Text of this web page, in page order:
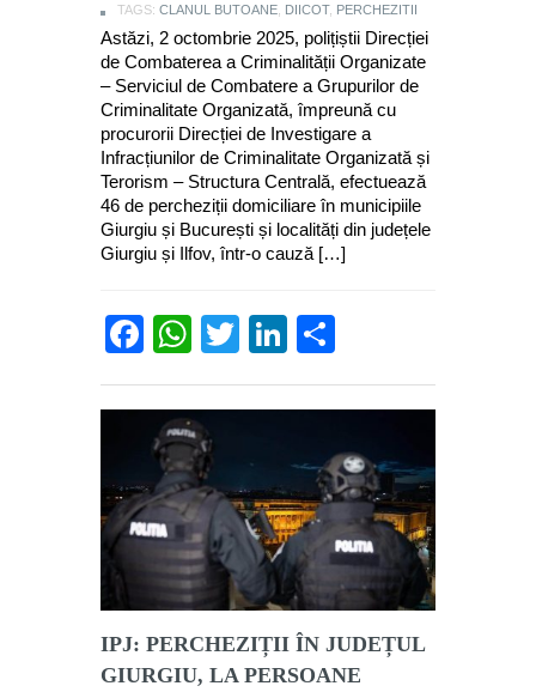
TAGS: CLANUL BUTOANE DIICOT, PERCHEZITII
Astăzi, 2 octombrie 2025, polițiștii Direcției
de Combaterea a Criminalității Organizate
– Serviciul de Combatere a Grupurilor de
Criminalitate Organizată, împreună cu
procurorii Direcției de Investigare a
Infracțiunilor de Criminalitate Organizată și
Terorism – Structura Centrală, efectuează
46 de percheziții domiciliare în municipiile
Giurgiu și București și localități din județele
Giurgiu și Ilfov, într-o cauză […]
Facebook
WhatsApp
TwitterLinkedIn
IPJ: PERCHEZIȚII ÎN JUDEȚUL
GIURGIU, LA PERSOANE